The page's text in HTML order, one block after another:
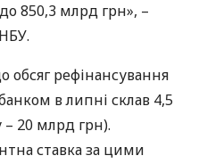
850,3 млрд грн», –
НБУ.
обсяг рефінансування
в липні склав 4,5
20 млрд грн).
ставка за цими